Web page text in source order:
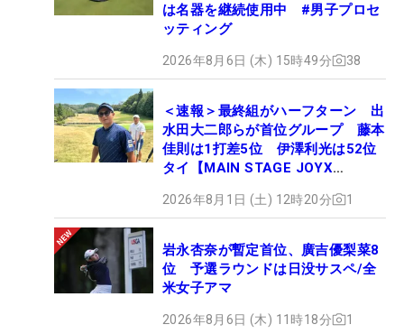
は名器を継続使用中 #男子プロセ
ッティング
2026年8月6日 (木) 15時49分 38
＜速報＞最終組がハーフターン 出
水田大二郎らが首位グループ 藤本
佳則は1打差5位 伊澤利光は52位
タイ【MAIN STAGE JOYX
2026年8月1日 (土) 12時20分 1
岩永杏奈が暫定首位、廣吉優梨菜8
位 予選ラウンドは日没サスペ/全
米女子アマ
2026年8月6日 (木) 11時18分 1